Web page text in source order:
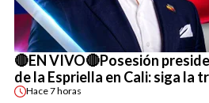
🔴EN VIVO🔴Posesión
de la Espriella en Cali: siga la
Hace7 horas